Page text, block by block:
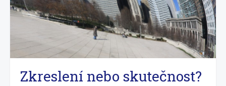
Zkreslení nebo skutečnost?